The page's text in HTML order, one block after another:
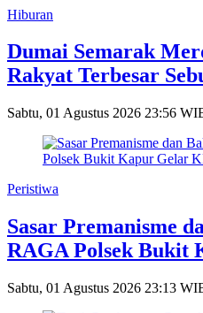
Hiburan
Dumai Semarak
Rakyat Terbesar
Sabtu, 01 Agustus 2026 23:56
Peristiwa
Sasar Premanisme
RAGA Polsek Bukit
Sabtu, 01 Agustus 2026 23:13